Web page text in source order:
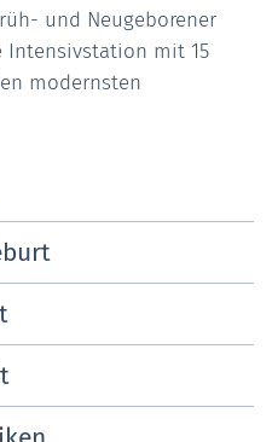
und Neugeborener
Intensivstation mit 15
modernsten